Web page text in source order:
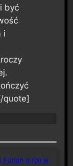
być
i
quote]
Furlan o roli w